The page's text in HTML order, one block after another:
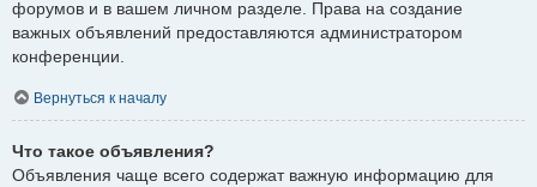
форумов и в вашем личном разделе. Права на создание
важных объявлений предоставляются администратором
конференции.
Вернуться к началу
Что такое объявления?
Объявления чаще всего содержат важную информацию для